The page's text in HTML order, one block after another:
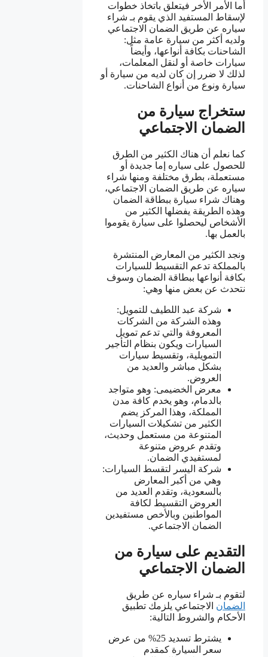
أما الأمر الأخر فيتعلق باتخاذ خطوات
لإسقاط المستفيد الذي يقوم بـ شراء
سياره عن طريق الضمان الاجتماعي
ولديه أكثر من سيارة عامة مثل:
الشاحنات بكافة أنواعها، وأيضاً
سيارات خاصة أو لنقل المعلمات،
لذلك لا ضرر إن كان لديه من سيارة أو
سيارة ونوع من أنواع الشاحنات.
ستخراج سيارة من
الضمان الاجتماعي
كما نعلم أن هناك الكثير من الطرق
للحصول على سياره إما جديدة أو
مستعملة، بطرق مختلفة ومنها شراء
سياره عن طريق الضمان الاجتماعي،
وهناك شراء سيارة ببطاقة الضمان
وهذه الطريقة يفضلها الكثير من
الأشخاص ليحصلوا على سيارة يقوموا
بالعمل بها.
ونجد الكثير من المعارض المنتشرة
بالمملكة تدعم التقسيط للسيارات
بكافة أنواعها ببطاقة الضمان وسوف
نتحدث عن بعض منها وهي:
شركة عبد اللطيف للتمويل:
وهذه الشركة من الشركات
المعروفة والتي تدعم تمويل
السيارات ويكون بنظام التأجير
التمويلية، وتقسيط سيارات
بشكل مباشر والعديد من
العروض.
معرض الخضيمى: وهو متواجد
بالدمام، وهو يخدم كافة مدن
المملكة، وهذا المركز يضم
الكثير من تشكيلات السيارات
المتنوعة من مستعمل وحديث،
وتقدم عروض متنوعة
لمستفيدي الضمان.
شركة اليسر لتقسط السيارات:
وهي من أكبر المعارض
بالسعودية، وتقدم العديد من
العروض التقسيط لكافة
المواطنين وبالأخص مستفيدين
الضمان الاجتماعي.
التقديم على سيارة من
الضمان الاجتماعي
لتقوم بـ شراء سياره عن طريق
الضمان الاجتماعي يلزمك تطبيق
الأحكام والشروط التالية:
يشترط تسديد 25% من عرض
سعر السيارة كمقدم